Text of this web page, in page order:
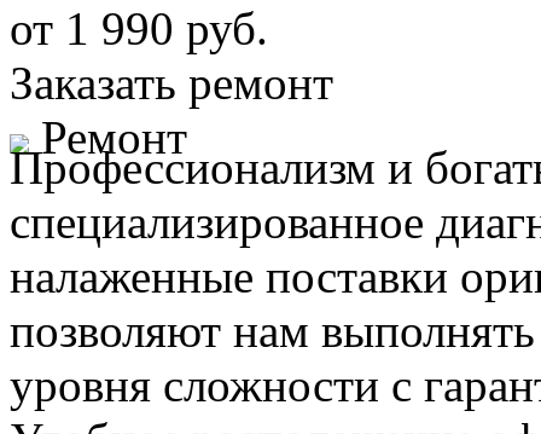
от 1 990 руб.
Заказать ремонт
Ремонт
Профессионализм и
специализированное
налаженные поставки
позволяют нам
уровня сложности с